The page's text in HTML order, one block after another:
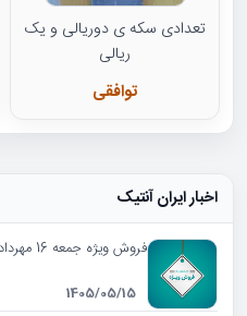
تعدادی سکه ی دوریالی و یک
ریالی
توافقی
اخبار ایران آنتیک
فروش ویژه جمعه 16 مهرداد 1405 ایران آنتیک + هدیه ویژه
1405/05/15